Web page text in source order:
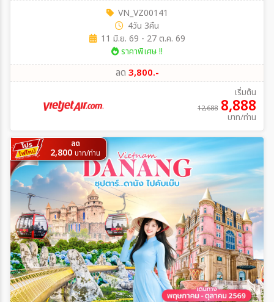
VN_VZ00141
4วัน 3คืน
11 มิ.ย. 69 - 27 ต.ค. 69
ราคาพิเศษ !!
ลด 3,800.-
เริ่มต้น
12,688 8,888
บาท/ท่าน
ลด
2,800 บาท/ท่าน